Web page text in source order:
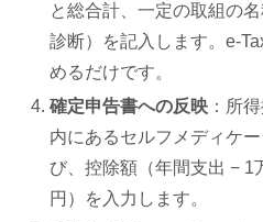
と総合計、一定の取組の
診断）を記入します。e-
めるだけです。
確定申告書への反映 ：所
内にあるセルフメディケ
び、控除額（年間支出 − 1
円）を入力します。